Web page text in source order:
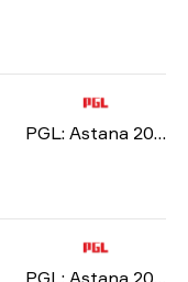
PGL: Astana 2026
PGL: Astana 2026